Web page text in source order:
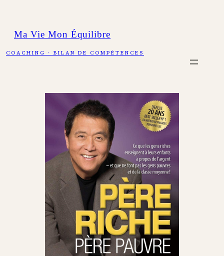
contenu
Ma Vie Mon Équilibre
COACHING · BILAN DE COMPÉTENCES